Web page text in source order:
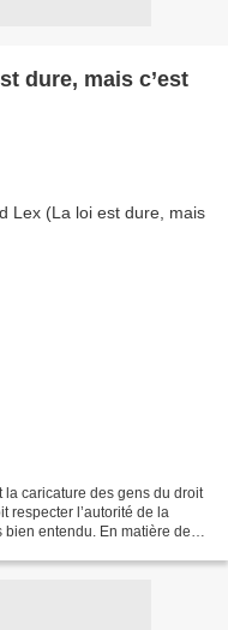
dure, mais c’est
la caricature des gens du droit
respecter l’autorité de la
entendu. En matière de